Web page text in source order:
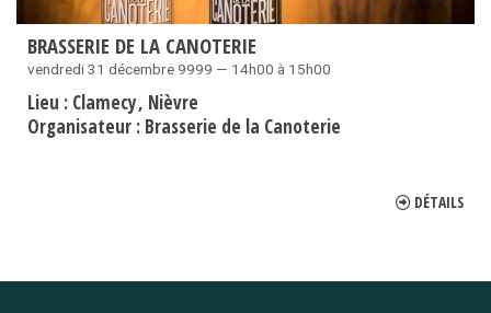
BRASSERIE DE LA CANOTERIE
vendredi 31 décembre 9999 — 14h00 à 15h00
Lieu : Clamecy Nièvre
Organisateur : Brasserie de la Canoterie
DÉTAILS